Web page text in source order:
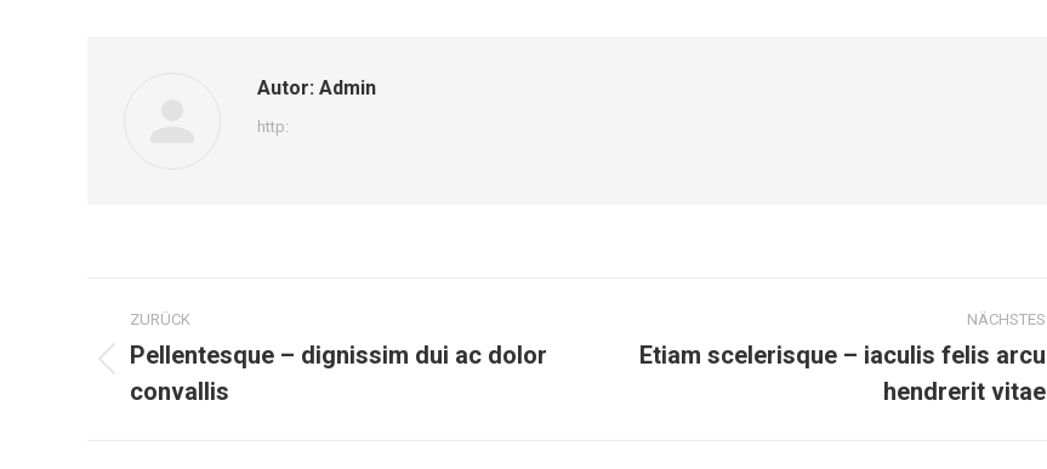
Autor: Admin
http:
Kommentarnavigation
ZURÜCK
Beitrag:
Pellentesque – dignissim dui ac dolor
convallis
NÄCHSTES
Etiam scelerisque – iaculis felis arcu
hendrerit vitae